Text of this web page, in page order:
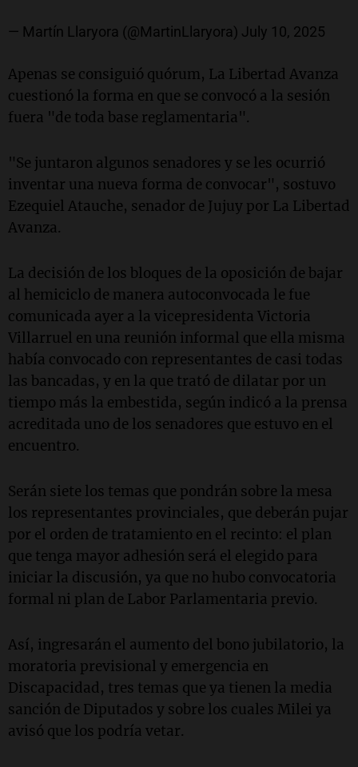
— Martín Llaryora (@MartinLlaryora) July 10, 2025
Apenas se consiguió quórum, La Libertad Avanza
cuestionó la forma en que se convocó a la sesión
fuera "de toda base reglamentaria".
"Se juntaron algunos senadores y se les ocurrió
inventar una nueva forma de convocar", sostuvo
Ezequiel Atauche, senador de Jujuy por La Libertad
Avanza.
La decisión de los bloques de la oposición de bajar
al hemiciclo de manera autoconvocada le fue
comunicada ayer a la vicepresidenta Victoria
Villarruel en una reunión informal que ella misma
había convocado con representantes de casi todas
las bancadas, y en la que trató de dilatar por un
tiempo más la embestida, según indicó a la prensa
acreditada uno de los senadores que estuvo en el
encuentro.
Serán siete los temas que pondrán sobre la mesa
los representantes provinciales, que deberán pujar
por el orden de tratamiento en el recinto: el plan
que tenga mayor adhesión será el elegido para
iniciar la discusión, ya que no hubo convocatoria
formal ni plan de Labor Parlamentaria previo.
Así, ingresarán el aumento del bono jubilatorio, la
moratoria previsional y emergencia en
Discapacidad, tres temas que ya tienen la media
sanción de Diputados y sobre los cuales Milei ya
avisó que los podría vetar.